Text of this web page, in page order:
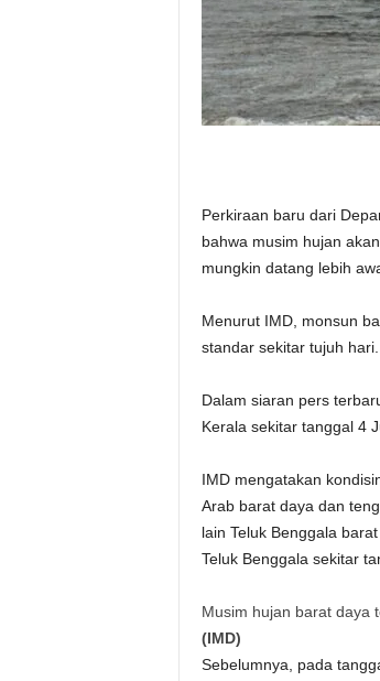
Perkiraan baru dari
bahwa musim hujan
mungkin datang lebih
Menurut IMD, monsun
standar sekitar tujuh
Dalam siaran pers
Kerala sekitar tanggal 4
IMD mengatakan
Arab barat daya dan
lain Teluk Benggala
Teluk Benggala sekitar
Musim hujan barat daya
(IMD)
Sebelumnya, pada